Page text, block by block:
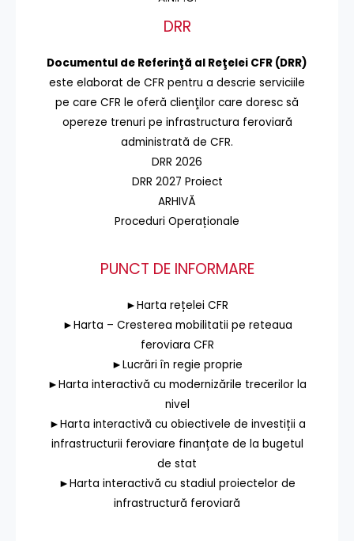
DRR
Documentul de Referinţă al Reţelei CFR (DRR)
este elaborat de CFR pentru a descrie serviciile
pe care CFR le oferă clienţilor care doresc să
opereze trenuri pe infrastructura feroviară
administrată de CFR.
DRR 2026
DRR 2027 Proiect
ARHIVĂ
Proceduri Operaționale
PUNCT DE INFORMARE
►Harta rețelei CFR
►Harta – Cresterea mobilitatii pe reteaua
feroviara CFR
►Lucrări în regie proprie
►Harta interactivă cu modernizările trecerilor la
nivel
►Harta interactivă cu obiectivele de investiții a
infrastructurii feroviare finanțate de la bugetul
de stat
►Harta interactivă cu stadiul proiectelor de
infrastructură feroviară